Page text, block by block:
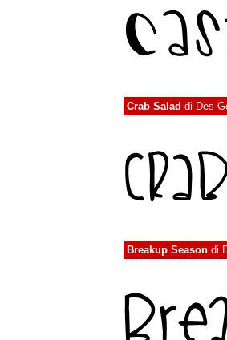
Crab Salad di Des
Breakup Season di